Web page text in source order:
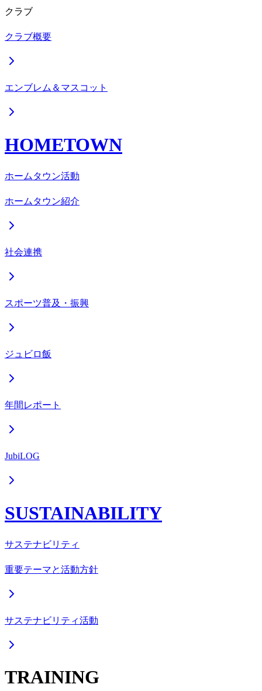
クラブ
クラブ概要
エンブレム＆マスコット
HOMETOWN
ホームタウン活動
ホームタウン紹介
社会連携
スポーツ普及・振興
ジュビロ飯
年間レポート
JubiLOG
SUSTAINABILITY
サステナビリティ
重要テーマと活動方針
サステナビリティ活動
TRAINING